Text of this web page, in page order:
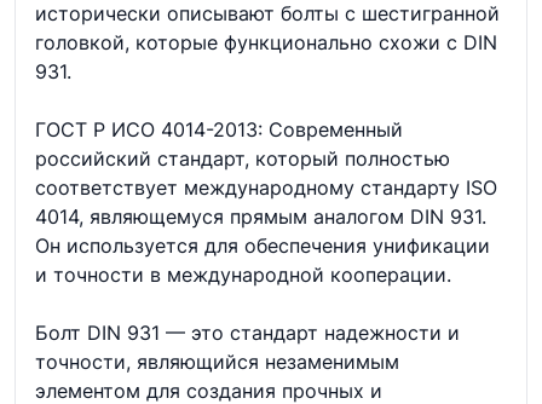
исторически описывают болты с шестигранной
головкой, которые функционально схожи с DIN
931.
ГОСТ Р ИСО 4014-2013: Современный
российский стандарт, который полностью
соответствует международному стандарту ISO
4014, являющемуся прямым аналогом DIN 931.
Он используется для обеспечения унификации
и точности в международной кооперации.
Болт DIN 931 — это стандарт надежности и
точности, являющийся незаменимым
элементом для создания прочных и